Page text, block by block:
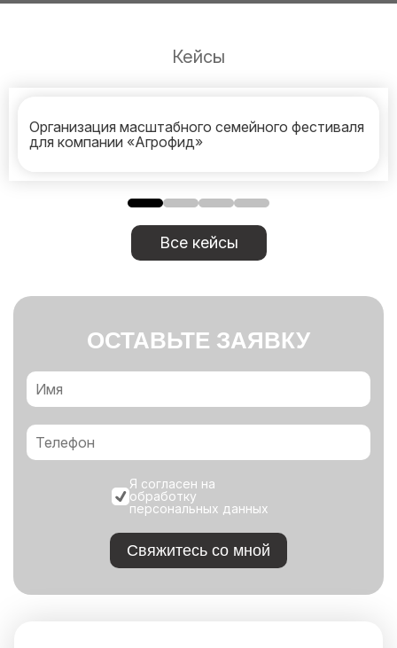
Кейсы
Организация масштабного семейного фестиваля
для компании «Агрофид»
Все кейсы
ОСТАВЬТЕ ЗАЯВКУ
Я согласен на
обработку
персональных данных
Свяжитесь со мной